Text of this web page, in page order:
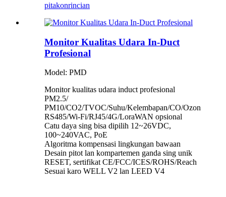
pitakonrincian
Monitor Kualitas Udara In-Duct
Profesional
Model: PMD
Monitor kualitas udara induct profesional
PM2.5/
PM10/CO2/TVOC/Suhu/Kelembapan/CO/Ozon
RS485/Wi-Fi/RJ45/4G/LoraWAN opsional
Catu daya sing bisa dipilih 12~26VDC,
100~240VAC, PoE
Algoritma kompensasi lingkungan bawaan
Desain pitot lan kompartemen ganda sing unik
RESET, sertifikat CE/FCC/ICES/ROHS/Reach
Sesuai karo WELL V2 lan LEED V4